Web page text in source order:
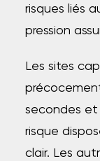
risques liés
pression
Les sites
secondes et
risque
clair. Les